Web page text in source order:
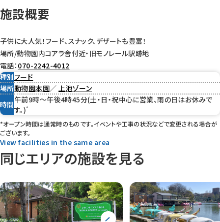
施設概要
子供に大人気！フード、スナック、デザートも豊富！
場所/動物園内コアラ舎付近・旧モノレール駅跡地
電話： 070-2242-4012
種別フード
場所動物園本園／ 上池ゾーン
時間午前9時～午後4時45分(土・日・祝中心に営業、雨の日はお休みで
す。)*
*オープン時間は通常時のものです。イベントや工事の状況などで変更される場合が
ございます。
同じエリアの施設を見る
View facilities in the same area